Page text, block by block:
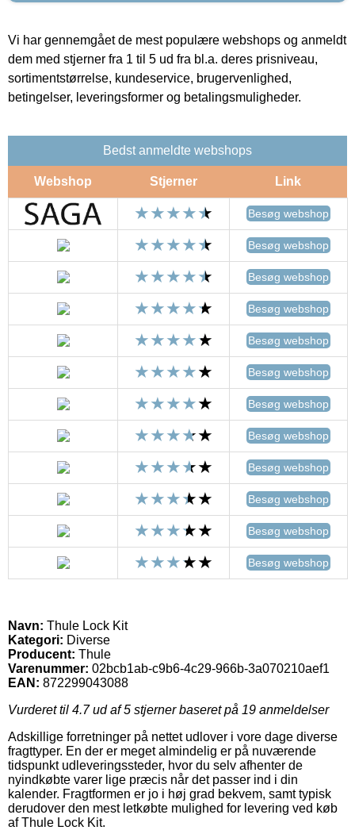
Vi har gennemgået de mest populære webshops og anmeldt
dem med stjerner fra 1 til 5 ud fra bl.a. deres prisniveau,
sortimentstørrelse, kundeservice, brugervenlighed,
betingelser, leveringsformer og betalingsmuligheder.
Bedst anmeldte webshops
Webshop Stjerner Link
Besøg webshop
Besøg webshop
Besøg webshop
Besøg webshop
Besøg webshop
Besøg webshop
Besøg webshop
Besøg webshop
Besøg webshop
Besøg webshop
Besøg webshop
Besøg webshop
Navn: Thule Lock Kit
Kategori: Diverse
Producent: Thule
Varenummer: 02bcb1ab-c9b6-4c29-966b-3a070210aef1
EAN: 872299043088
Vurderet til 4.7ud af 5 stjerner baseret på 19 anmeldelser
Adskillige forretninger på nettet udlover i vore dage diverse
fragttyper. En der er meget almindelig er på nuværende
tidspunkt udleveringssteder, hvor du selv afhenter de
nyindkøbte varer lige præcis når det passer ind i din
kalender. Fragtformen er jo i høj grad bekvem, samt typisk
derudover den mest letkøbte mulighed for levering ved køb
af Thule Lock Kit.